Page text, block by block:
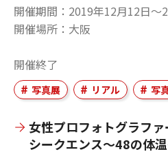
開催期間
2019年12月12日〜
開催場所
大阪
開催終了
写真展 リアル 写
女性プロフォトグラフ
シークエンス～48の体